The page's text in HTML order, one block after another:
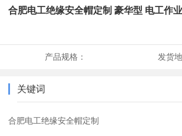
合肥电工绝缘安全帽定制 豪华型 电工作
产品规格： 发货
关键词
合肥电工绝缘安全帽定制